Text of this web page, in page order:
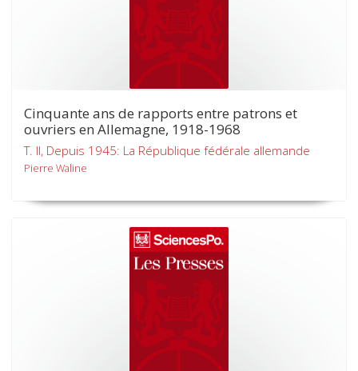
Cinquante ans de rapports entre patrons et
ouvriers en Allemagne, 1918-1968
T. II, Depuis 1945: La République fédérale allemande
Pierre Waline